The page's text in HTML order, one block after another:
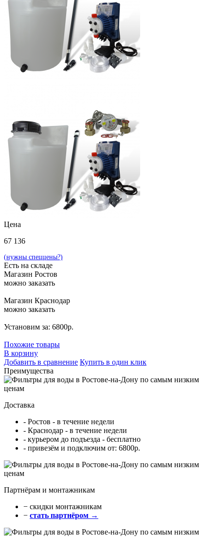
Цена
67 136
(нужны спеццены?)
Есть на складе
Магазин Ростов
можно заказать
Магазин Краснодар
можно заказать
Установим за: 6800р.
Похожие товары
В корзину
Добавить в сравнение Купить в один клик
Преимущества
Доставка
- Ростов - в течение недели
- Краснодар - в течение недели
- курьером до подъезда - бесплатно
- привезём и подключим от: 6800р.
Партнёрам и монтажникам
− cкидки монтажникам
− стать партнёром →